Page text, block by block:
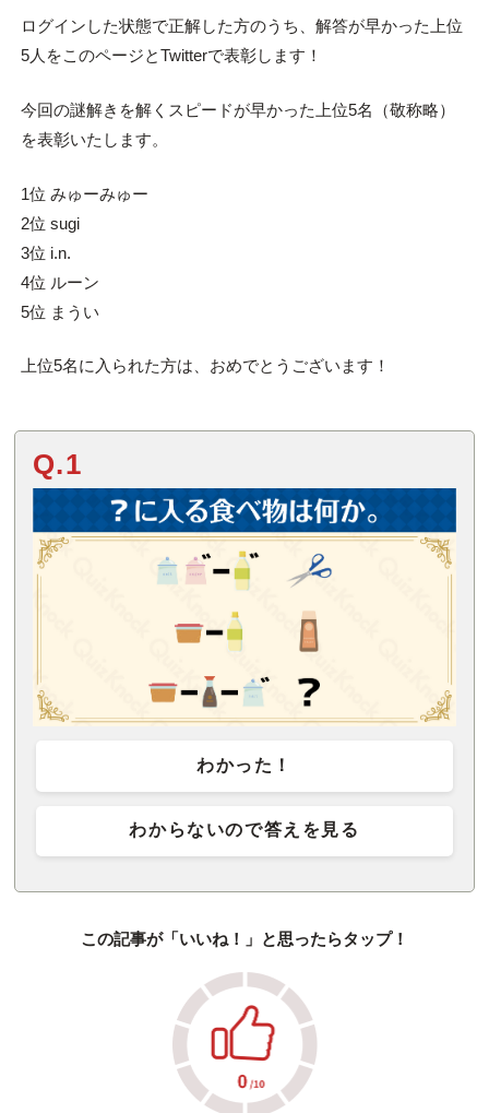
ログインした状態で正解した方のうち、解答が早かった上位
5人をこのページとTwitterで表彰します！
今回の謎解きを解くスピードが早かった上位5名（敬称略）
を表彰いたします。
1位 みゅーみゅー
2位 sugi
3位 i.n.
4位 ルーン
5位 まうい
上位5名に入られた方は、おめでとうございます！
Q.1
わかった！
わからないので答えを見る
この記事が「いいね！」と思ったらタップ！